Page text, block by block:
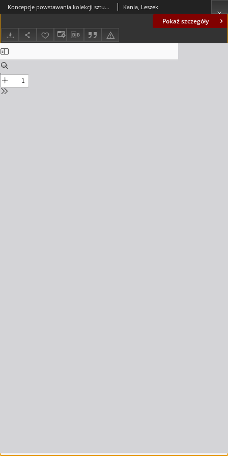
Pokaż szczegóły
Koncepcje powstawania kolekcji sztuki współczesnej w zielonogórskim muzeum Kania, Leszek